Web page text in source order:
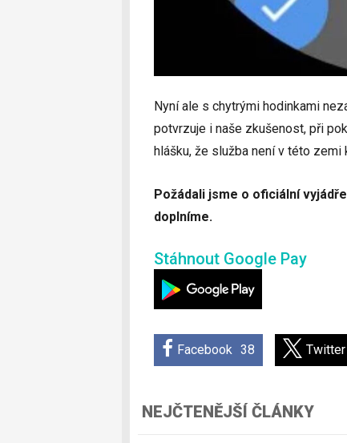
Nyní ale s chytrými hodinkami
potvrzuje i naše zkušenost, při
hlášku, že služba není v této zemi
Požádali jsme o oficiální
doplníme.
Stáhnout Google Pay
Facebook 38 Twitter
NEJČTENĚJŠÍ ČLÁNKY